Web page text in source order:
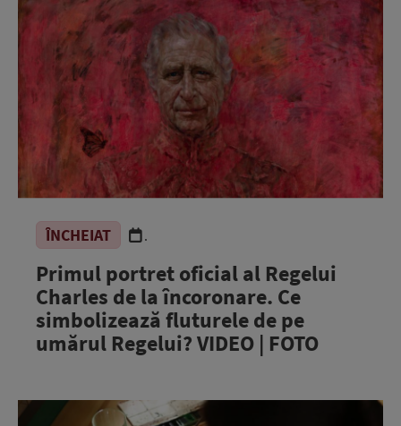
ÎNCHEIAT .
Primul portret oficial al Regelui
Charles de la încoronare. Ce
simbolizează fluturele de pe
umărul Regelui? VIDEO | FOTO